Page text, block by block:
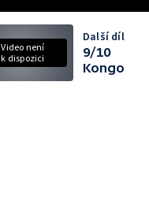
Video není
k dispozici
Další díl
9/10
Kongo